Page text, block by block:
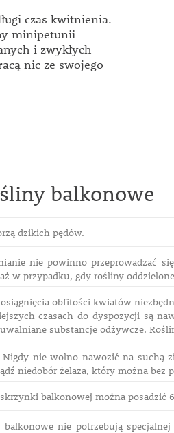
czas kwitnienia.
minipetunii
i zwykłych
nic ze swojego
balkonowe
dzikich pędów.
nie powinno przeprowadzać
w przypadku, gdy rośliny
obfitości kwiatów
czasach do dyspozycji są
substancje odżywcze.
nie wolno nawozić na suchą
niedobór żelaza, który można bez
balkonowej można posadzić
balkonowe nie potrzebują